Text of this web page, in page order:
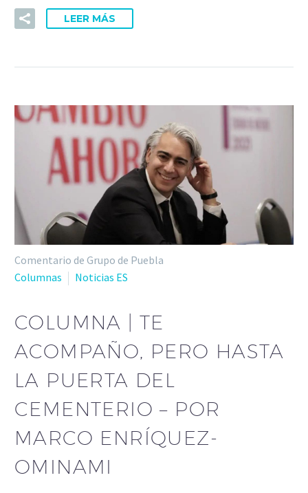
LEER MÁS
Comentario de Grupo de Puebla
Columnas
Noticias ES
COLUMNA | TE
ACOMPAÑO, PERO HASTA
LA PUERTA DEL
CEMENTERIO – POR
MARCO ENRÍQUEZ-
OMINAMI